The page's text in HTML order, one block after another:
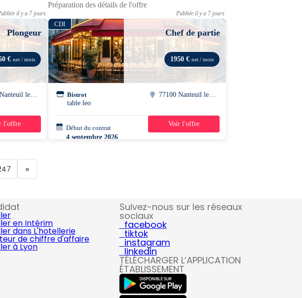
il y a 7 jours
Plongeur
€ net / mois
l'offre
Préparation des détails de l'offre
Publiée il y a 7 jours
CDI
Chef de partie
1950 € net / mois
Bistrot
table leo
Début du contrat
4 septembre 2026
39h30/semaine
Voir l'offre
»
en Intérim
dans L'hotellerie
de chiffre d'affaire
à Lyon
Suivez-nous sur les réseaux
sociaux
facebook
tiktok
instagram
linkedin
TÉLÉCHARGER L’APPLICATION
ÉTABLISSEMENT